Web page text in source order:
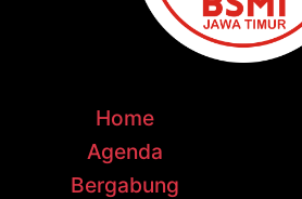
Home
Agenda
Bergabung